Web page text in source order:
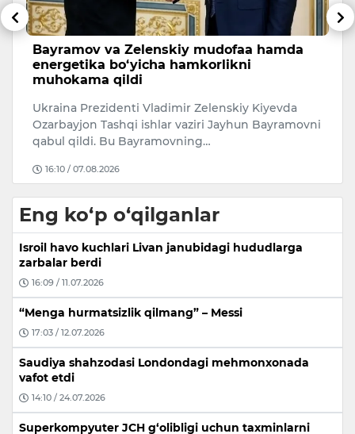
Farg‘onada “Mansur Kazanskiy” laqabli
tovlamachi qo‘lga olindi
bilan tanilgan shaxs 100 ming AQSH dollarini
tovlamachilik yo‘li bilan olayotg…
Eng ko‘p o‘qilganlar
Isroil havo kuchlari Livan janubidagi hududlarga
zarbalar berdi
16:09 / 11.07.2026
“Menga hurmatsizlik qilmang” – Messi
17:03 / 12.07.2026
Saudiya shahzodasi Londondagi mehmonxonada
vafot etdi
14:10 / 24.07.2026
Superkompyuter JCH g‘olibligi uchun taxminlarni